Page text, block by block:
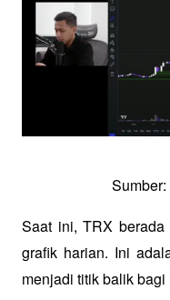
Saat ini, TRX
grafik harian. Ini
menjadi titik balik bagi